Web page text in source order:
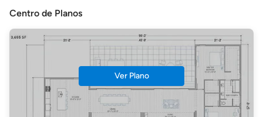
Centro de Planos
Ver Plano